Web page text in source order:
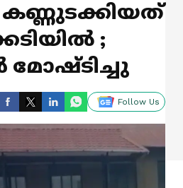
;
മോഷ്ടിച്ചു
Follow Us